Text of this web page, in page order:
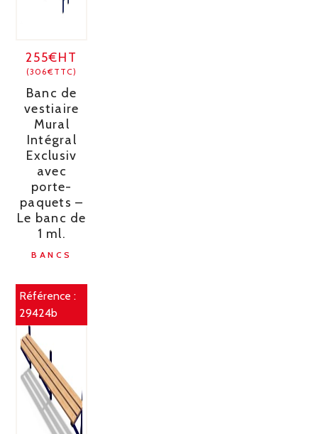
255€HT
(306€TTC)
Banc de
vestiaire
Mural
Intégral
Exclusiv
avec
porte-
paquets –
Le banc de
1 ml.
BANCS
Référence :
29424b